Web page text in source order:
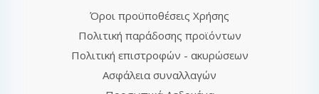
Όροι προϋποθέσεις Χρήσης
Πολιτική παράδοσης προϊόντων
Πολιτική επιστροφών - ακυρώσεων
Ασφάλεια συναλλαγών